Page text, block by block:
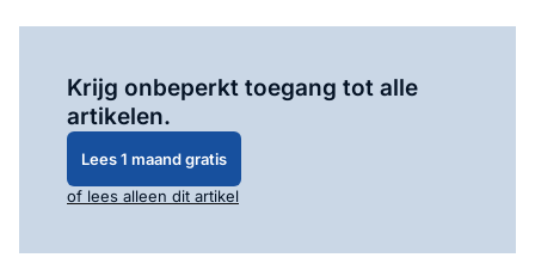
Krijg onbeperkt toegang tot alle
artikelen.
Lees 1 maand gratis
of lees alleen dit artikel